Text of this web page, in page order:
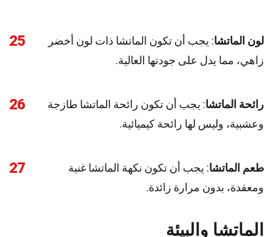
25 لون الماتشا: يجب أن تكون الماتشا ذات لون أخضر
زاهي، مما يدل على جودتها العالية.
26 رائحة الماتشا: يجب أن تكون رائحة الماتشا طازجة
وعشبية، وليس لها رائحة كيميائية.
27 طعم الماتشا: يجب أن تكون نكهة الماتشا غنية
ومعقدة، بدون مرارة زائدة.
الماتشا والبيئة